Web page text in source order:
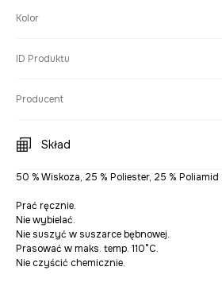
Kolor
ID Produktu
Producent
Skład
50 % Wiskoza, 25 % Poliester, 25 % Poliamid
Prać ręcznie.
Nie wybielać.
Nie suszyć w suszarce bębnowej.
Prasować w maks. temp. 110°C.
Nie czyścić chemicznie.